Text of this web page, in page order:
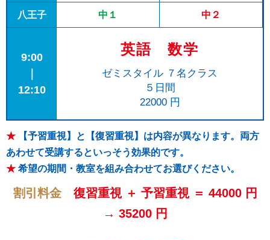
八王子 中１ 中２
9:00
12:10
英語 数学
ゼミスタイル ７名クラス
５日間
22000 円
★ 【予習重視】と【復習重視】は内容が異なります。両方
あわせて受講するといっそう効果的です。
★ 希望の期間・教室を組み合わせてお選びください。
割引料金
復習重視 ＋ 予習重視 ＝ 44000 円
→ 35200 円